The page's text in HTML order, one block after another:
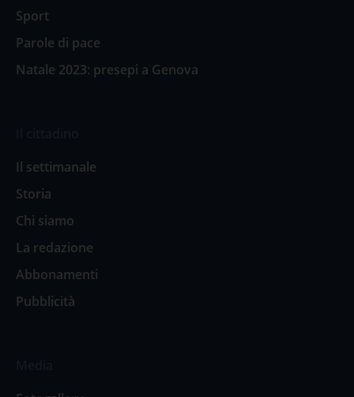
Sport
Parole di pace
Natale 2023: presepi a Genova
Il settimanale
Storia
Chi siamo
La redazione
Abbonamenti
Pubblicità